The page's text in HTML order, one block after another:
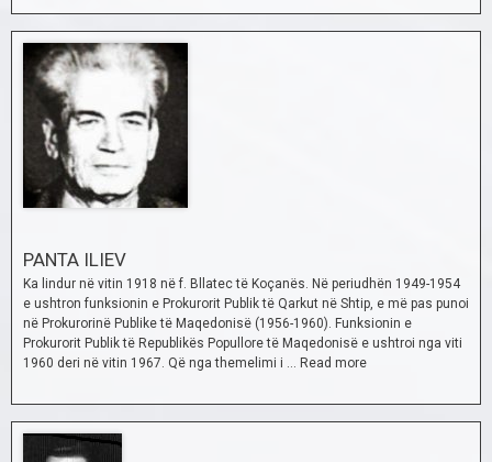
PANTA ILIEV
Ka lindur në vitin 1918 në f. Bllatec të Koçanës. Në periudhën 1949-1954
e ushtron funksionin e Prokurorit Publik të Qarkut në Shtip, e më pas punoi
në Prokurorinë Publike të Maqedonisë (1956-1960). Funksionin e
Prokurorit Publik të Republikës Popullore të Maqedonisë e ushtroi nga viti
1960 deri në vitin 1967. Që nga themelimi i … Read more